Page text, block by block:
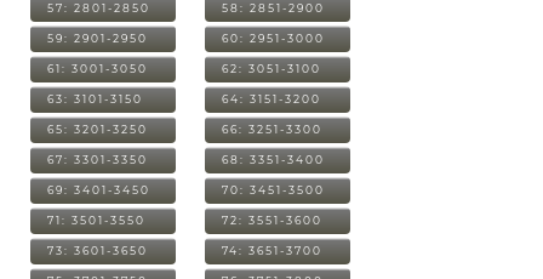
57: 2801-2850 58: 2851-2900
59: 2901-2950 60: 2951-3000
61: 3001-3050 62: 3051-3100
63: 3101-3150 64: 3151-3200
65: 3201-3250 66: 3251-3300
67: 3301-3350 68: 3351-3400
69: 3401-3450 70: 3451-3500
71: 3501-3550 72: 3551-3600
73: 3601-3650 74: 3651-3700